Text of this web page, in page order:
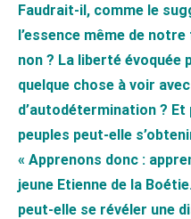
Faudrait-il, comme le
l’essence même de
non ? La liberté évoquée
quelque chose à voir
d’autodétermination ?
peuples peut-elle
« Apprenons donc :
jeune Etienne de la
peut-elle se révéler une